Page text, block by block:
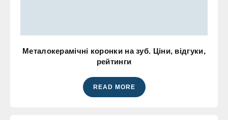
Металокерамічні коронки на зуб. Ціни, відгуки,
рейтинги
READ MORE